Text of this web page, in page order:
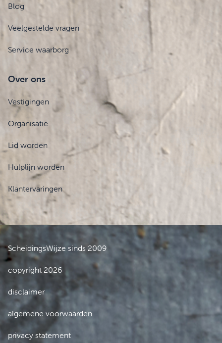
Blog
Veelgestelde vragen
Service waarborg
Over ons
Vestigingen
Organisatie
Lid worden
Hulplijn worden
Klantervaringen
ScheidingsWijze sinds 2009
copyright 2026
disclaimer
algemene voorwaarden
privacy statement